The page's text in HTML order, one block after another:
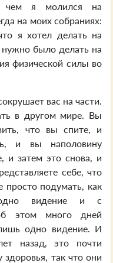
чем я молился на
на моих собраниях:
я хотел делать на
было делать на
физической силы во
вас на части.
в другом мире. Вы
что вы спите, и
и вы наполовину
и затем это снова, и
себе, что
подумать, как
видение и с
этом много дней
одно видение. И
назад, это почти
так что они